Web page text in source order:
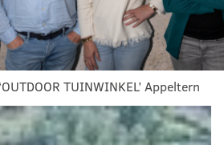
TUINWINKEL’ Appeltern